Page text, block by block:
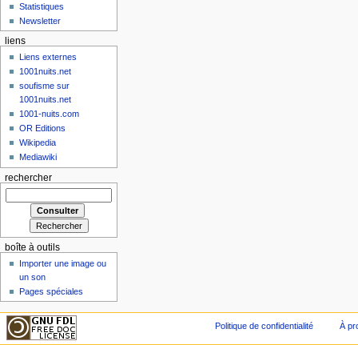
Statistiques
Newsletter
liens
Liens externes
1001nuits.net
soufisme sur
1001nuits.net
1001-nuits.com
OR Editions
Wikipedia
Mediawiki
rechercher
boîte à outils
Importer une image ou
un son
Pages spéciales
Politique de confidentialité À